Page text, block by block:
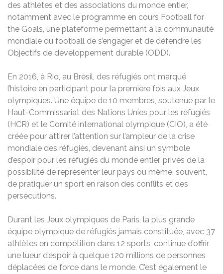
des athlètes et des associations du monde entier,
notamment avec le programme en cours Football for
the Goals, une plateforme permettant à la communauté
mondiale du football de s’engager et de défendre les
Objectifs de développement durable (ODD).
En 2016, à Rio, au Brésil, des réfugiés ont marqué
l’histoire en participant pour la première fois aux Jeux
olympiques. Une équipe de 10 membres, soutenue par le
Haut-Commissariat des Nations Unies pour les réfugiés
(HCR) et le Comité international olympique (CIO), a été
créée pour attirer l’attention sur l’ampleur de la crise
mondiale des réfugiés, devenant ainsi un symbole
d’espoir pour les réfugiés du monde entier, privés de la
possibilité de représenter leur pays ou même, souvent,
de pratiquer un sport en raison des conflits et des
persécutions.
Durant les Jeux olympiques de Paris, la plus grande
équipe olympique de réfugiés jamais constituée, avec 37
athlètes en compétition dans 12 sports, continue d’offrir
une lueur d’espoir à quelque 120 millions de personnes
déplacées de force dans le monde. C’est également le